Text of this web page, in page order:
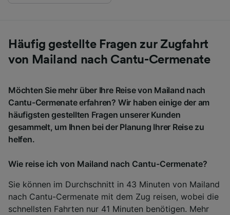
Häufig gestellte Fragen zur Zugfahrt
von Mailand nach Cantu-Cermenate
Möchten Sie mehr über Ihre Reise von Mailand nach
Cantu-Cermenate erfahren? Wir haben einige der am
häufigsten gestellten Fragen unserer Kunden
gesammelt, um Ihnen bei der Planung Ihrer Reise zu
helfen.
Wie reise ich von Mailand nach Cantu-Cermenate?
Sie können im Durchschnitt in 43 Minuten von Mailand
nach Cantu-Cermenate mit dem Zug reisen, wobei die
schnellsten Fahrten nur 41 Minuten benötigen. Mehr